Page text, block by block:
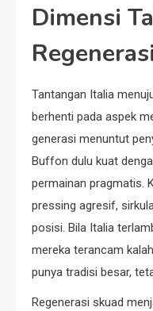
Dimensi
Tantangan Italia
berhenti pada aspek
generasi menuntut
Buffon dulu kuat
permainan pragmatis.
pressing agresif,
posisi. Bila Italia
mereka terancam
punya tradisi besar,
Regenerasi skuad